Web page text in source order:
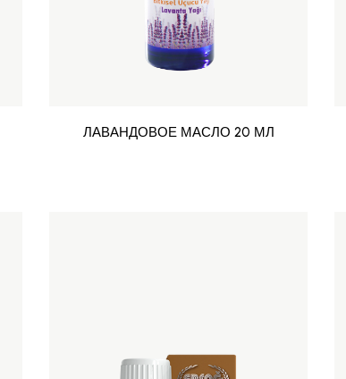
ЛАВАНДОВОЕ МАСЛО 20 МЛ